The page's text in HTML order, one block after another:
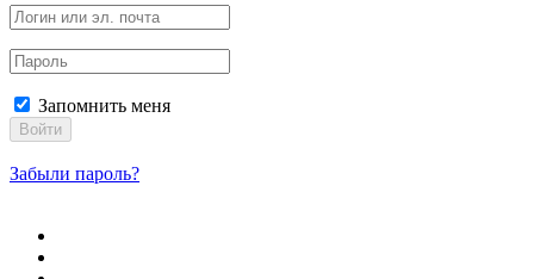
Запомнить меня
Войти
Забыли пароль?